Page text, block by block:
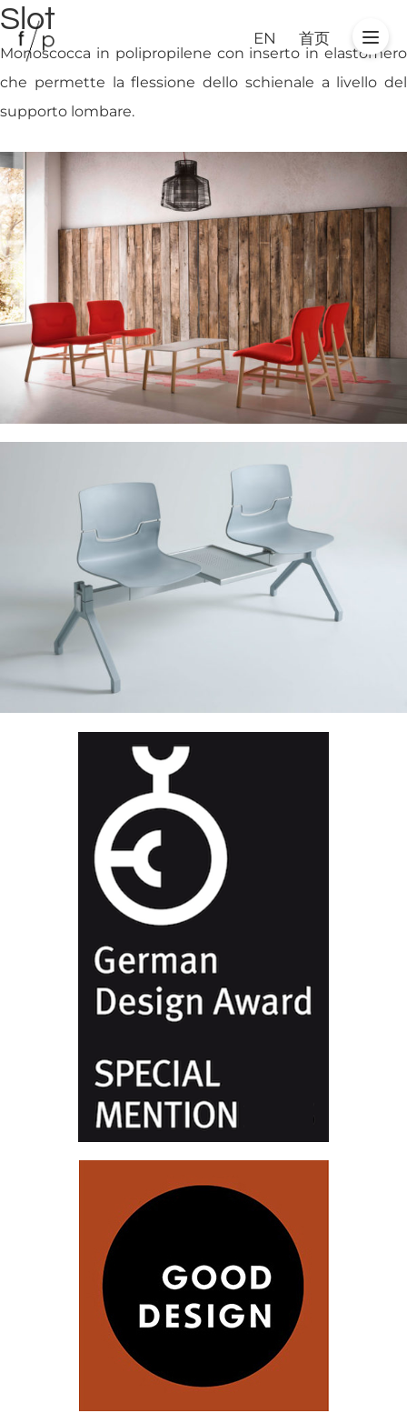
EN 首页
Studio
Prodotti
Slot
Monoscocca in polipropilene con inserto in elastomero
che permette la flessione dello schienale a livello del
supporto lombare.